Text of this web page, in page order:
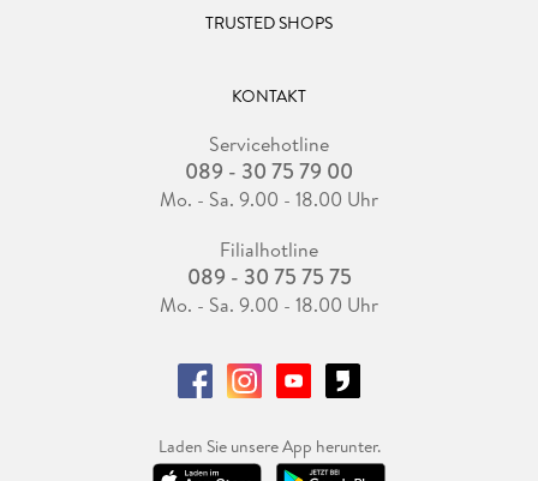
TRUSTED SHOPS
KONTAKT
Servicehotline
089 - 30 75 79 00
Mo. - Sa. 9.00 - 18.00 Uhr
Filialhotline
089 - 30 75 75 75
Mo. - Sa. 9.00 - 18.00 Uhr
Laden Sie unsere App herunter.